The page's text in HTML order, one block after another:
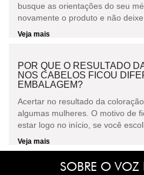
busque as orientações do seu
novamente o produto e não
Veja mais
POR QUE O RESULTADO
NOS CABELOS FICOU
EMBALAGEM?
Acertar no resultado da
algumas mulheres. O motivo de
estar logo no início, se você
Veja mais
SOBRE O VOZ